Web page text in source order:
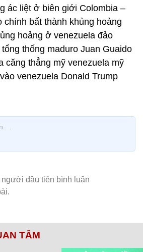
ác liệt ở biên giới Colombia –
chính bất thành khủng hoảng
hoảng ở venezuela đảo
thống maduro Juan Guaido
căng thẳng mỹ venezuela mỹ
venezuela Donald Trump
TÂM